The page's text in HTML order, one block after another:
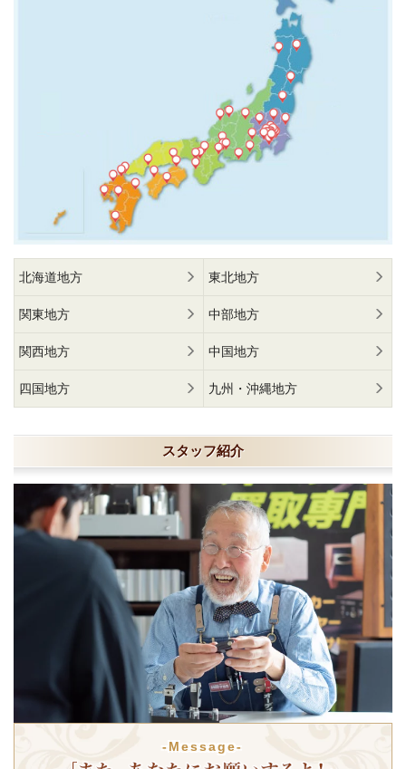
北海道地方 東北地方
関東地方 中部地方
関西地方 中国地方
四国地方 九州・沖縄地方
スタッフ紹介
-Message-